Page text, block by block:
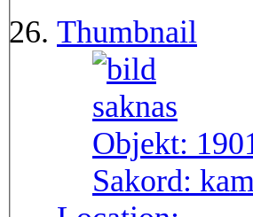
Thumbnail
Objekt:
Sakord: